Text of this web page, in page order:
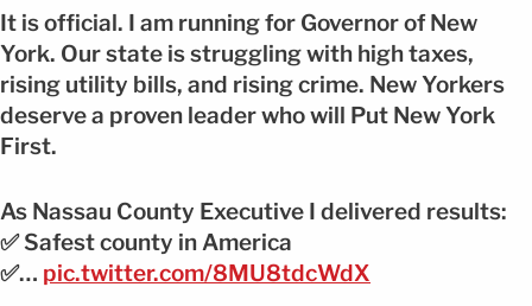
It is official. I am running for Governor of New
York. Our state is struggling with high taxes,
rising utility bills, and rising crime. New Yorkers
deserve a proven leader who will Put New York
First.
As Nassau County Executive I delivered results:
✅ Safest county in America
✅… pic.twitter.com/8MU8tdcWdX